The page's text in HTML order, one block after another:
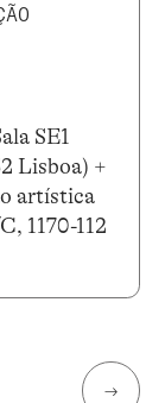
SE1
Lisboa) +
artística
1170-112
→